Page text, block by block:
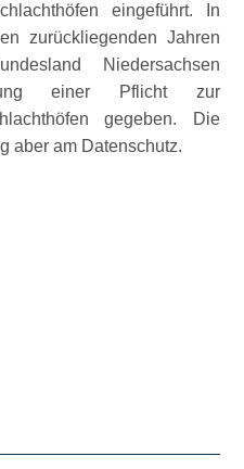
eingeführt. In
zurückliegenden Jahren
Niedersachsen
einer Pflicht zur
gegeben. Die
aber am Datenschutz.